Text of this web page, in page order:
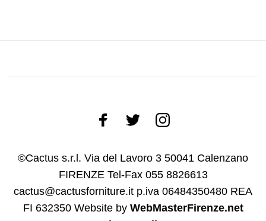
©Cactus s.r.l. Via del Lavoro 3 50041 Calenzano
FIRENZE Tel-Fax 055 8826613
cactus@cactusforniture.it p.iva 06484350480 REA
FI 632350 Website by WebMasterFirenze.net